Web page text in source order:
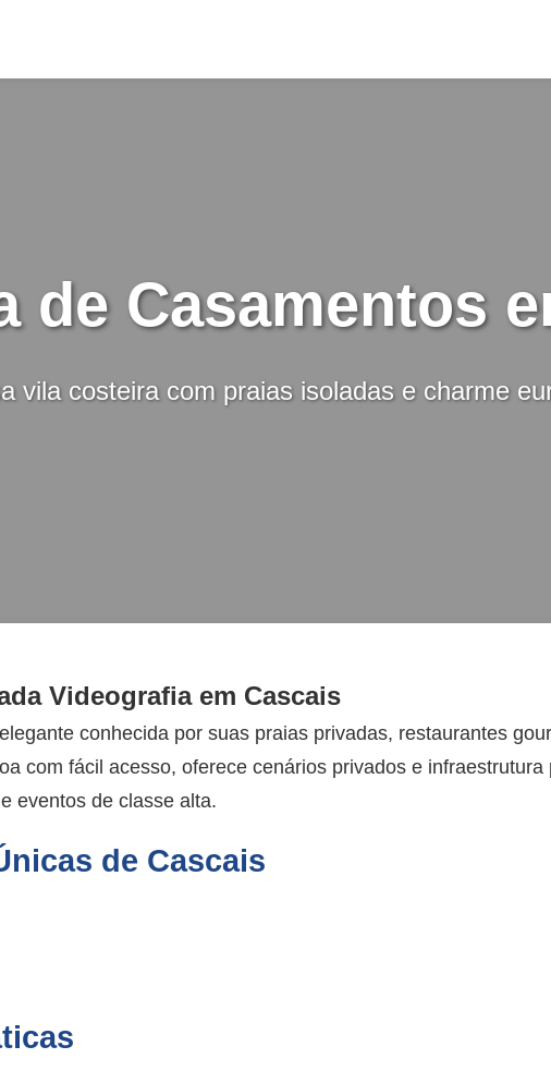
de Casamentos
vila costeira com praias isoladas e charme
Videografia em Cascais
conhecida por suas praias privadas, restaurantes
com fácil acesso, oferece cenários privados e
eventos de classe alta.
de Cascais